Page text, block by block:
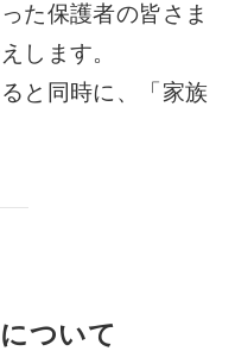
た保護者の皆さま
します。
と同時に、「家族
ついて